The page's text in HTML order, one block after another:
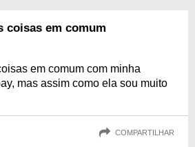
coisas em comum
em comum com minha
mas assim como ela sou muito
COMPARTILHAR